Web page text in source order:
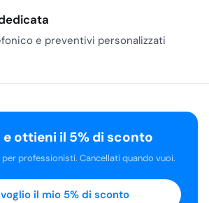
e preventivi personalizzati
ottieni il 5% di sconto
professionisti. Cancellati quando vuoi.
voglio il mio 5% di sconto